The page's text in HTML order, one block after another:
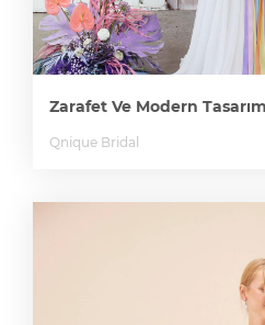
Zarafet Ve Modern
Qnique Bridal